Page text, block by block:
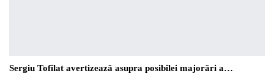
Sergiu Tofilat avertizează asupra posibilei majorări a…